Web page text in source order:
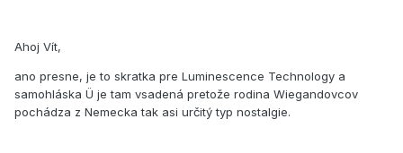
Ahoj Vít,
ano presne, je to skratka pre Luminescence Technology a
samohláska Ü je tam vsadená pretože rodina Wiegandovcov
pochádza z Nemecka tak asi určitý typ nostalgie.